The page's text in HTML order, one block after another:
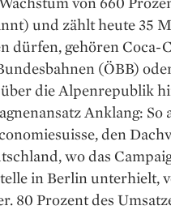
und zählt heute 35
dürfen, gehören Coca-
(ÖBB)
die Alpenrepublik
Anklang: So
den
wo das
in Berlin unterhielt,
80 Prozent des